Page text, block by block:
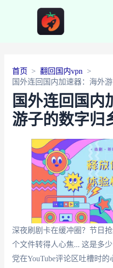
首页
翻回国内vpn
国外连回国内加速器：海外
国外连回国内
游子的数字归
深夜刷剧卡在缓冲圈？节日
个文件转得人心焦... 这是多
党在YouTube评论区吐槽时